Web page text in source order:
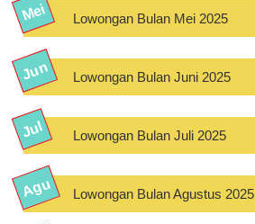
Lowongan Bulan Mei 2025
Lowongan Bulan Juni 2025
Lowongan Bulan Juli 2025
Lowongan Bulan Agustus 2025